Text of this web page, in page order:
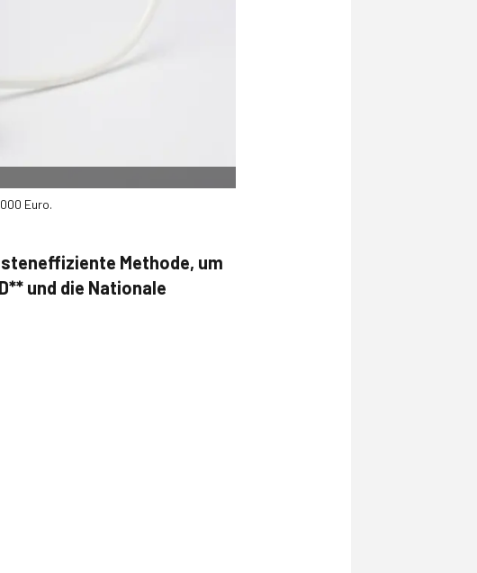
Euro.
Methode, um
und die Nationale